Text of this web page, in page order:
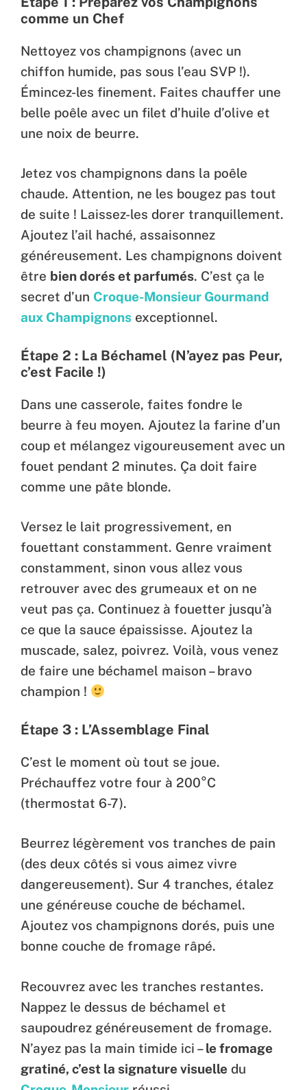
comme un Chef
Nettoyez vos champignons (avec un
chiffon humide, pas sous l’eau SVP !).
Émincez-les finement. Faites chauffer une
belle poêle avec un filet d’huile d’olive et
une noix de beurre.
Jetez vos champignons dans la poêle
chaude. Attention, ne les bougez pas tout
de suite ! Laissez-les dorer tranquillement.
Ajoutez l’ail haché, assaisonnez
généreusement. Les champignons doivent
être bien dorés et parfumés. C’est ça le
secret d’un Croque-Monsieur Gourmand
aux Champignons exceptionnel.
Étape 2 : La Béchamel (N’ayez pas Peur,
c’est Facile !)
Dans une casserole, faites fondre le
beurre à feu moyen. Ajoutez la farine d’un
coup et mélangez vigoureusement avec un
fouet pendant 2 minutes. Ça doit faire
comme une pâte blonde.
Versez le lait progressivement, en
fouettant constamment. Genre vraiment
constamment, sinon vous allez vous
retrouver avec des grumeaux et on ne
veut pas ça. Continuez à fouetter jusqu’à
ce que la sauce épaississe. Ajoutez la
muscade, salez, poivrez. Voilà, vous venez
de faire une béchamel maison – bravo
champion !
Étape 3 : L’Assemblage Final
C’est le moment où tout se joue.
Préchauffez votre four à 200°C
(thermostat 6-7).
Beurrez légèrement vos tranches de pain
(des deux côtés si vous aimez vivre
dangereusement). Sur 4 tranches, étalez
une généreuse couche de béchamel.
Ajoutez vos champignons dorés, puis une
bonne couche de fromage râpé.
Recouvrez avec les tranches restantes.
Nappez le dessus de béchamel et
saupoudrez généreusement de fromage.
N’ayez pas la main timide ici –le fromage
gratiné, c’est la signature visuelle du